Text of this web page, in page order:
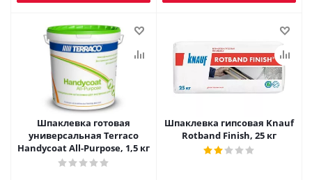
Шпаклевка готовая
универсальная Terraco
Handycoat All-Purpose, 1,5 кг
Шпаклевка гипсовая Knauf
Rotband Finish, 25 кг